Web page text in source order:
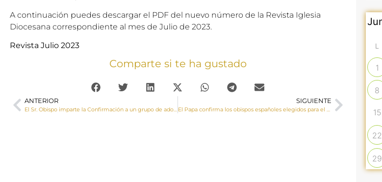
A continuación puedes descargar el PDF del nuevo número de la Revista Iglesia
Diocesana correspondiente al mes de Julio de 2023.
Revista Julio 2023
Comparte si te ha gustado
ANTERIOR
El Sr. Obispo imparte la Confirmación a un grupo de adolescentes en Almonacid del Marquesado
SIGUIENTE
El Papa confirma los obispos españoles elegidos para el Sínodo
L
1
8
15
22
29